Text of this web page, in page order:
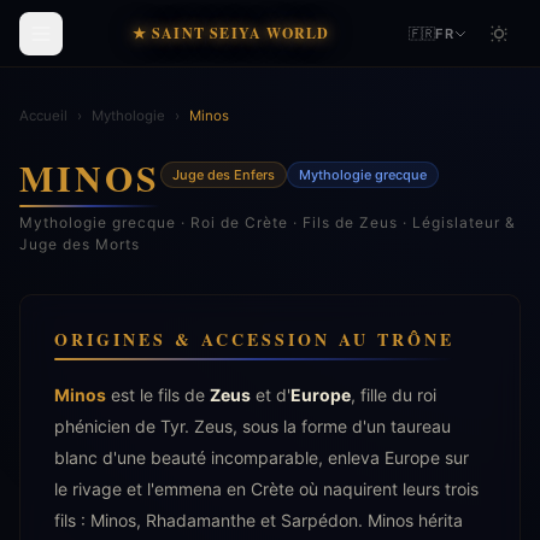
★ SAINT SEIYA WORLD 🇫🇷FR
Accueil › Mythologie › Minos
MINOS Juge des Enfers Mythologie grecque
Mythologie grecque · Roi de Crète · Fils de Zeus · Législateur &
Juge des Morts
ORIGINES & ACCESSION AU TRÔNE
Minos est le fils de Zeus et d'Europe, fille du roi
phénicien de Tyr. Zeus, sous la forme d'un taureau
blanc d'une beauté incomparable, enleva Europe sur
le rivage et l'emmena en Crète où naquirent leurs trois
fils : Minos, Rhadamanthe et Sarpédon. Minos hérita